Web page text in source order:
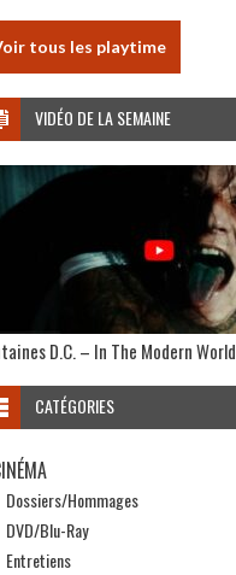
tous les playtime
VIDÉO DE LA SEMAINE
D.C. – In The Modern World
CATÉGORIES
Dossiers/Hommages
DVD/Blu-Ray
Entretiens